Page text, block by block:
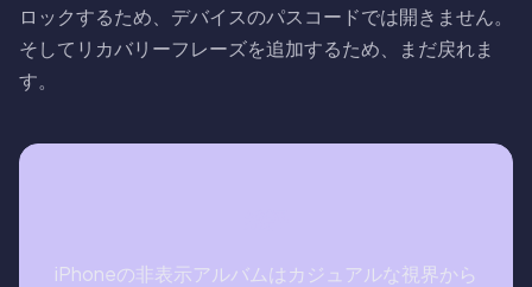
ロックするため、デバイスのパスコードでは開きません。
そしてリカバリーフレーズを追加するため、まだ戻れま
す。
iPhoneの非表示アルバムはカジュアルな視界から